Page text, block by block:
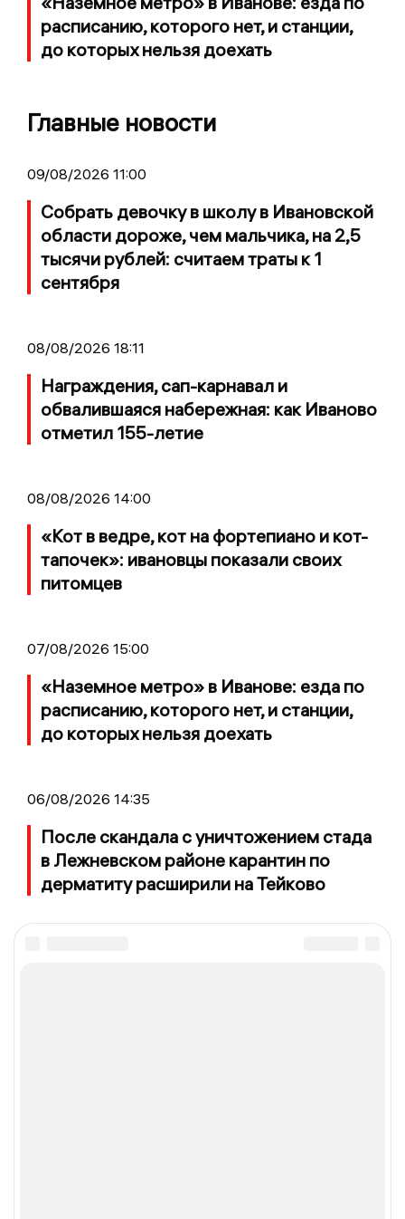
расписанию, которого нет, и станции,
до которых нельзя доехать
Главные новости
09/08/2026 11:00
Собрать девочку в школу в Ивановской
области дороже, чем мальчика, на 2,5
тысячи рублей: считаем траты к 1
сентября
08/08/2026 18:11
Награждения, сап-карнавал и
обвалившаяся набережная: как Иваново
отметил 155-летие
08/08/2026 14:00
«Кот в ведре, кот на фортепиано и кот-
тапочек»: ивановцы показали своих
питомцев
07/08/2026 15:00
«Наземное метро» в Иванове: езда по
расписанию, которого нет, и станции,
до которых нельзя доехать
06/08/2026 14:35
После скандала с уничтожением стада
в Лежневском районе карантин по
дерматиту расширили на Тейково